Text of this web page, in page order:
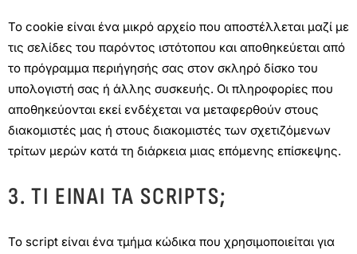
Το cookie είναι ένα μικρό αρχείο που αποστέλλεται μαζί με
τις σελίδες του παρόντος ιστότοπου και αποθηκεύεται από
το πρόγραμμα περιήγησής σας στον σκληρό δίσκο του
υπολογιστή σας ή άλλης συσκευής. Οι πληροφορίες που
αποθηκεύονται εκεί ενδέχεται να μεταφερθούν στους
διακομιστές μας ή στους διακομιστές των σχετιζόμενων
τρίτων μερών κατά τη διάρκεια μιας επόμενης επίσκεψης.
3. ΤΙ ΕΊΝΑΙ ΤΑ SCRIPTS;
Το script είναι ένα τμήμα κώδικα που χρησιμοποιείται για